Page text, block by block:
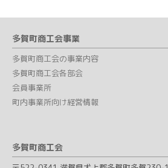
多賀町商工会事業
多賀町商工会の事業内容
多賀町商工会各部会
会員事業所
町内事業所向け経営情報
多賀町商工会